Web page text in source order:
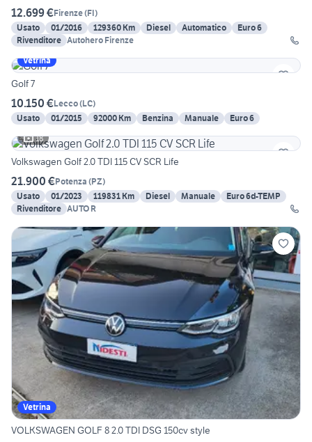
12.699 €Firenze(FI)
Usato
01/2016 129360 Km Diesel Automatico
Euro 6
Rivenditore Autohero Firenze
Vetrina
Golf 7
10.150 €Lecco(LC)
Usato
01/2015 92000 Km Benzina Manuale
Euro 6
18
Volkswagen Golf 2.0 TDI 115 CV SCR Life
21.900 €Potenza (PZ)
Usato
01/2023 119831 Km Diesel Manuale
Euro 6d-TEMP
Rivenditore AUTO R
Vetrina
VOLKSWAGEN GOLF 8 2.0 TDI DSG 150cv style